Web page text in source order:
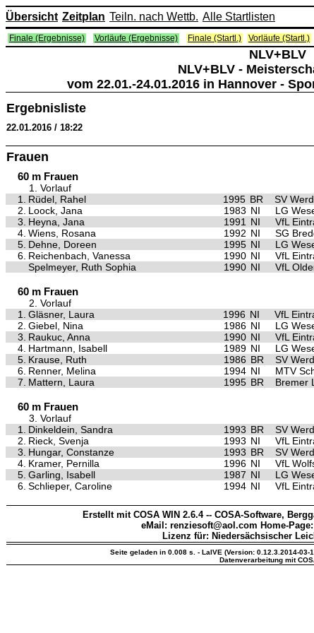
Übersicht Zeitplan Teiln. nach Wettb. Alle Startlisten
Finale (Ergebnisse) Vorläufe (Ergebnisse) Finale (Startl.) Vorläufe (Startl.)
NLV+BLV
NLV+BLV -
vom 22.01.-24.01.2016 in Hannover -
Ergebnisliste
22.01.2016 / 18:22
Frauen
60 m Frauen
1. Vorlauf
1.
Rüdel, Rahel 1995 BR SV
2. Loock, Jana 1983 NI LG
3. Heyna, Jana 1991 NI VfL
4. Wiens, Rosana 1992 NI SG
5. Dehne, Doreen 1995 NI LG
6. Reichenbach, Vanessa 1990 NI VfL
Spelmeyer, Ruth Sophia 1990 NI VfL
60 m Frauen
2. Vorlauf
1.
Gläsner, Laura 1996 NI VfL
2. Giebel, Nina 1986 NI LG
3. Raukuc, Anna 1990 NI VfL
4. Hartmann, Isabell 1989 NI LG
5. Krause, Ruth 1986 BR SV
6. Renner, Melina 1994 NI MTV
7. Mattern, Laura 1995 BR Bremer
60 m Frauen
3. Vorlauf
1.
Dinkeldein, Sandra 1993 BR SV
2. Rieck, Svenja 1993 NI VfL
3. Hungar, Constanze 1993 BR SV
4. Kramer, Pernilla 1996 NI VfL
5. Garling, Isabell 1987 NI LG
6. Schlieper, Caroline 1994 NI VfL
Erstellt mit COSA WIN 2.6.4 -- COSA-Software,
eMail: renziesoft@aol.com Home-Page:
Lizenz für: Niedersächsischer
Seite geladen in 0.008 s. - LaIVE (Version: 0.12.3.2014-03-
Datenverarbeitung mit